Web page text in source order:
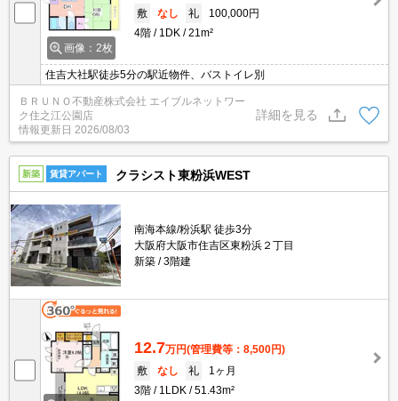
画像：2枚
敷
なし 礼
100,000円
4階
1DK 21m²
住吉大社駅徒歩5分の駅近物件、バストイレ別
ＢＲＵＮＯ不動産株式会社 エイブルネットワー
ク住之江公園店
情報更新日 2026/08/03
詳細を見る
新築 賃貸アパート クラシスト東粉浜WEST
南海本線/粉浜駅 徒歩3分
大阪府大阪市住吉区東粉浜２丁目
新築
3階建
12.7万円(管理費等：8,500円)
敷
なし 礼
1ヶ月
3階
1LDK 51.43m²